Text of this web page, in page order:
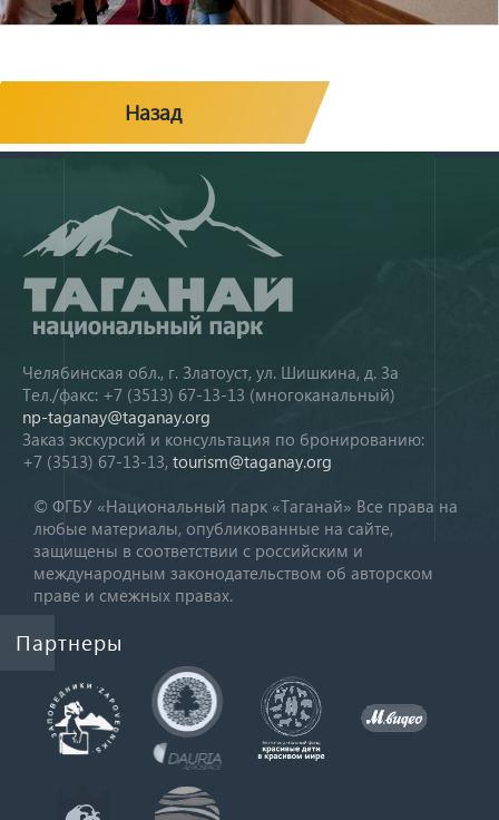
Назад
Челябинская обл., г. Златоуст, ул. Шишкина, д. 3а
Тел./факс: +7 (3513) 67-13-13 (многоканальный)
np-taganay@taganay.org
Заказ экскурсий и консультация по бронированию:
+7 (3513) 67-13-13, tourism@taganay.org
© ФГБУ «Национальный парк «Таганай» Все права на
любые материалы, опубликованные на сайте,
защищены в соответствии с российским и
международным законодательством об авторском
праве и смежных правах.
Партнеры